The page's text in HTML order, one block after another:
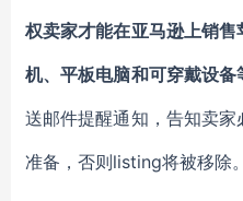
权卖家才能在亚马逊上销
机、平板电脑和可穿戴设备
送邮件提醒通知，告知卖
准备，否则listing将被移除。